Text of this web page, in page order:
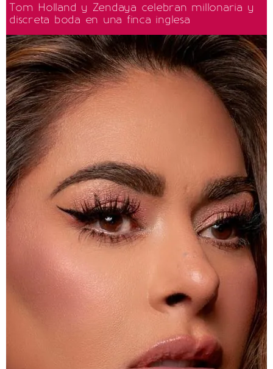
Tom Holland y Zendaya celebran millonaria y
discreta boda en una finca inglesa